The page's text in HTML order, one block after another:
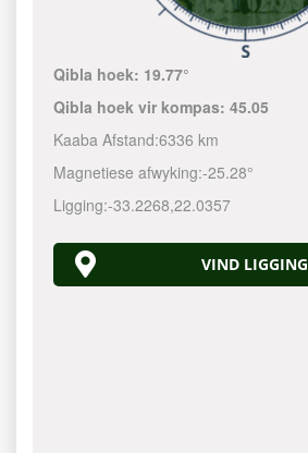
Qibla hoek: 19.77°
Qibla hoek vir kompas:45.05
Kaaba Afstand:6336 km
Magnetiese afwyking:-25.28°
Ligging:-33.2268,22.0357
VIND LIGGING